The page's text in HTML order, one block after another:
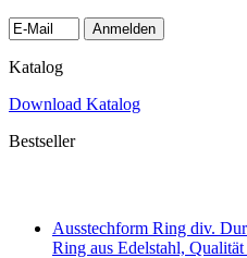
Anmelden
Katalog
Download Katalog
Bestseller
Ausstechform Ring div.
Ring aus Edelstahl,